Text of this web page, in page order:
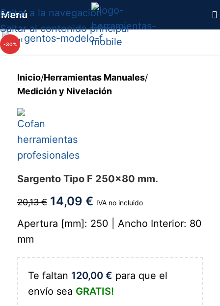
Saltar a la navegación
Saltar al contenido principal
Menú
-30%
Haga clic para ampliar
Inicio/Herramientas Manuales/
Medición y Nivelación
Sargento Tipo F 250x80 mm.
20,13€ 14,09 € IVA no incluido
Apertura [mm]: 250 | Ancho Interior: 80
mm
Te faltan 120,00 € para que el
envío sea GRATIS!